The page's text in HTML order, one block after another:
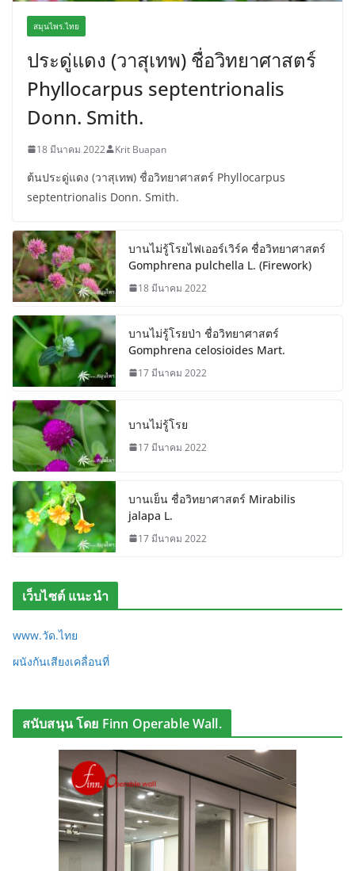
สมุนไพร.ไทย
ประดู่แดง (วาสุเทพ) ชื่อวิทยาศาสตร์
Phyllocarpus septentrionalis
Donn. Smith.
18 มีนาคม 2022 Krit Buapan
ต้นประดู่แดง (วาสุเทพ) ชื่อวิทยาศาสตร์ Phyllocarpus
septentrionalis Donn. Smith.
บานไม่รู้โรยไฟเออร์เวิร์ค ชื่อวิทยาศาสตร์
Gomphrena pulchella L. (Firework)
18 มีนาคม 2022
บานไม่รู้โรยป่า ชื่อวิทยาศาสตร์
Gomphrena celosioides Mart.
17 มีนาคม 2022
บานไม่รู้โรย
17 มีนาคม 2022
บานเย็น ชื่อวิทยาศาสตร์ Mirabilis
jalapa L.
17 มีนาคม 2022
เว็บไซต์ แนะนำ
www.วัด.ไทย
ผนังกันเสียงเคลื่อนที่
สนับสนุน โดย Finn Operable Wall.